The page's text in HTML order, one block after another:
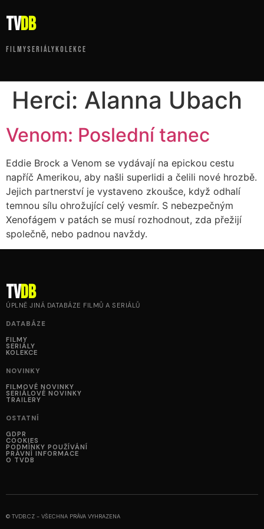
tvDB
FILMYSERIÁLY KOLEKCE
Herci: Alanna Ubach
Venom: Poslední tanec
Eddie Brock a Venom se vydávají na epickou cestu
napříč Amerikou, aby našli superlidi a čelili nové hrozbě.
Jejich partnerství je vystaveno zkoušce, když odhalí
temnou sílu ohrožující celý vesmír. S nebezpečným
Xenofágem v patách se musí rozhodnout, zda přežijí
společně, nebo padnou navždy.
tvDB
ÚPLNĚ JINÁ DATABÁZE FILMŮ A SERIÁLŮ
DATABÁZE
FILMY
SERIÁLY
KOLEKCE
NOVINKY
FILMOVÉ NOVINKY
SERIÁLOVÉ NOVINKY
TRAILERY
OSTATNÍ
GDPR
COOKIES
PODMÍNKY POUŽÍVÁNÍ
PRÁVNÍ INFORMACE
O TVDB
© TVDB.CZ - VŠECHNA PRÁVA VYHRAZENA